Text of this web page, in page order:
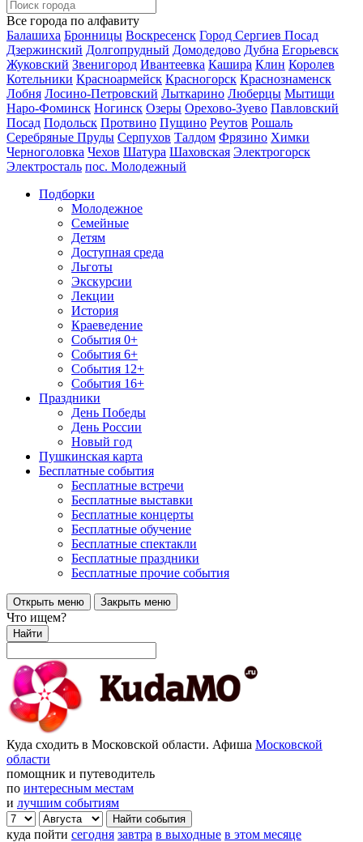
Все города по алфавиту
Балашиха Бронницы Воскресенск Город Сергиев Посад
Дзержинский Долгопрудный Домодедово Дубна Егорьевск
Жуковский Звенигород Ивантеевка Кашира Клин Королев
Котельники Красноармейск Красногорск Краснознаменск
Лобня Лосино-Петровский Лыткарино Люберцы Мытищи
Наро-Фоминск Ногинск Озеры Орехово-Зуево Павловский
Посад Подольск Протвино Пущино Реутов Рошаль
Серебряные Пруды Серпухов Талдом Фрязино Химки
Черноголовка Чехов Шатура Шаховская Электрогорск
Электросталь пос. Молодежный
Подборки
Молодежное
Семейные
Детям
Доступная среда
Льготы
Экскурсии
Лекции
История
Краеведение
События 0+
События 6+
События 12+
События 16+
Праздники
День Победы
День России
Новый год
Пушкинская карта
Бесплатные события
Бесплатные встречи
Бесплатные выставки
Бесплатные концерты
Бесплатные обучение
Бесплатные спектакли
Бесплатные праздники
Бесплатные прочие события
Открыть меню Закрыть меню
Что ищем?
Найти
Куда сходить в Московской области. Афиша Московской
области
помощник и путеводитель
по интересным местам
и лучшим событиям
куда пойти сегодня завтра в выходные в этом месяце